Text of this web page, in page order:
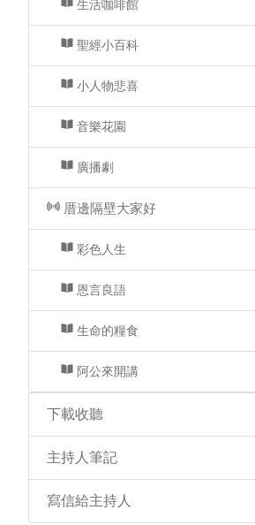
生活咖啡館
聖經小百科
小人物悲喜
音樂花園
廣播劇
厝邊隔壁大家好
彩色人生
恩言良語
生命的糧食
阿公來開講
下載收聽
主持人筆記
寫信給主持人